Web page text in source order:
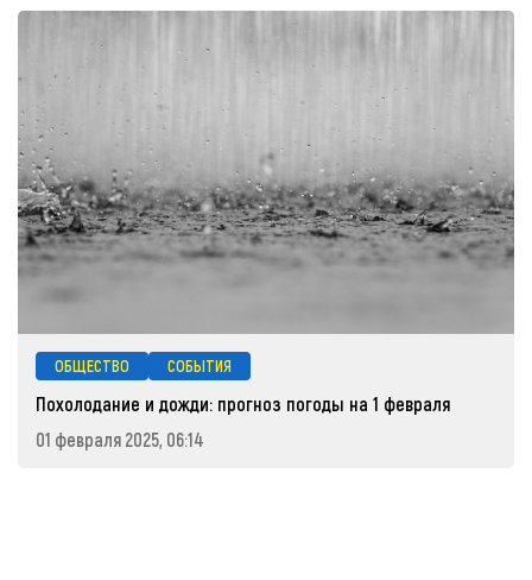
ОБЩЕСТВО СОБЫТИЯ
Похолодание и дожди: прогноз погоды на 1 февраля
01 февраля 2025, 06:14